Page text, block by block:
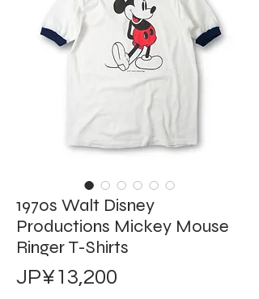
1970s Walt Disney
Productions Mickey Mouse
Ringer T-Shirts
JP¥13,200